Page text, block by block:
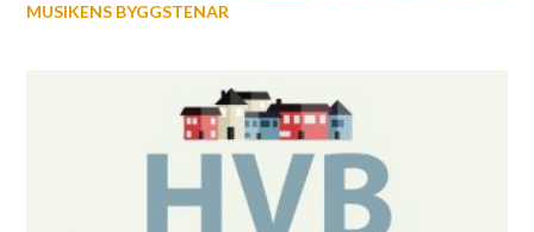
MUSIKENS BYGGSTENAR